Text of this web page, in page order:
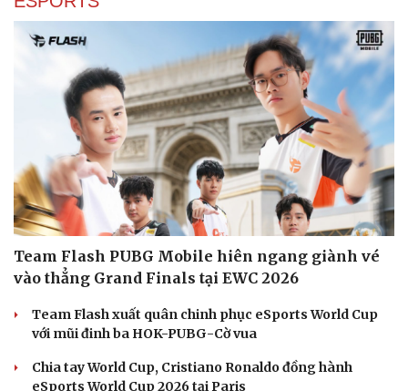
Văn hóa
Sân khấu - Điện ảnh
Văn học
Âm nhạc
Di sản
Giải trí
Nghệ sĩ
Thời trang
Sao Việt
Tổng quan về hình thức quảng cáo Brand Video
Ads trên SmartAds
Định nghĩa, vị trí hiển thị, quy cách nội dung, cách thiết lập và tối
ưu Brand Video Ads.
| SmartAds
ESPORTS